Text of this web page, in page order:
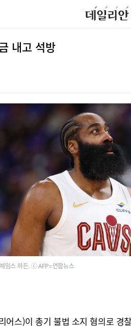
내고 석방
제임스 하든. ⓒ AFP=연합뉴스
스)이 총기 불법 소지 혐의로 경